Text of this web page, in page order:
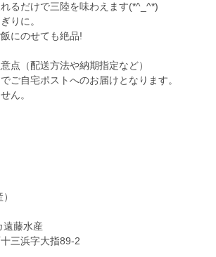
るだけで三陸を味わえます(*^_^*)
りに。
にのせても絶品!
点（配送方法や納期指定など）
ご自宅ポストへのお届けとなります。
藤水産
三浜字大指89-2